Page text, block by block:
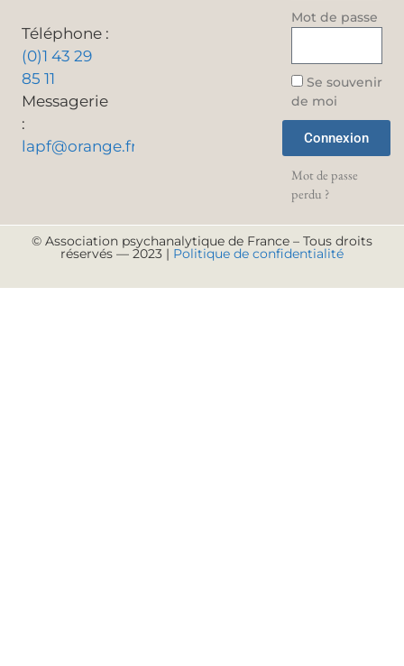
Téléphone :
(0)1 43 29
85 11
Messagerie
:
lapf@orange.fr
Mot de passe
Se souvenir
de moi
Connexion
Mot de passe
perdu ?
© Association psychanalytique de France – Tous droits
réservés — 2023 | Politique de confidentialité